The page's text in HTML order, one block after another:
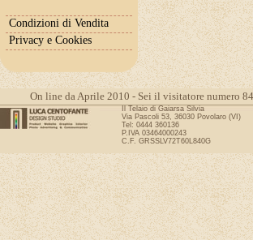
Condizioni di Vendita
Privacy e Cookies
On line da Aprile 2010 - Sei il visitatore numero
Il Telaio di Gaiarsa Silvia
Via Pascoli 53, 36030 Povolaro (VI)
Tel: 0444 360136
P.IVA 03464000243
C.F. GRSSLV72T60L840G